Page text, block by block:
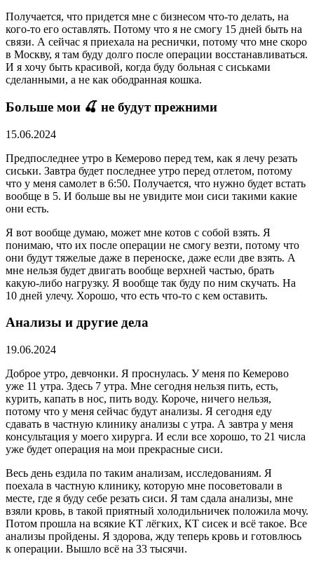
Получается, что придется мне с бизнесом что-то делать, на
кого-то его оставлять. Потому что я не смогу 15 дней быть на
связи. А сейчас я приехала на реснички, потому что мне скоро
в Москву, я там буду долго после операции восстанавливаться.
И я хочу быть красивой, когда буду больная с сиськами
сделанными, а не как ободранная кошка.
Больше мои 🍒 не будут прежними
15.06.2024
Предпоследнее утро в Кемерово перед тем, как я лечу резать
сиськи. Завтра будет последнее утро перед отлетом, потому
что у меня самолет в 6:50. Получается, что нужно будет встать
вообще в 5. И больше вы не увидите мои сиси такими какие
они есть.
Я вот вообще думаю, может мне котов с собой взять. Я
понимаю, что их после операции не смогу везти, потому что
они будут тяжелые даже в переноске, даже если две взять. А
мне нельзя будет двигать вообще верхней частью, брать
какую-либо нагрузку. Я вообще так буду по ним скучать. На
10 дней улечу. Хорошо, что есть что-то с кем оставить.
Анализы и другие дела
19.06.2024
Доброе утро, девчонки. Я проснулась. У меня по Кемерово
уже 11 утра. Здесь 7 утра. Мне сегодня нельзя пить, есть,
курить, капать в нос, пить воду. Короче, ничего нельзя,
потому что у меня сейчас будут анализы. Я сегодня еду
сдавать в частную клинику анализы с утра. А завтра у меня
консультация у моего хирурга. И если все хорошо, то 21 числа
уже будет операция на мои прекрасные сиси.
Весь день ездила по таким анализам, исследованиям. Я
поехала в частную клинику, которую мне посоветовали в
месте, где я буду себе резать сиси. Я там сдала анализы, мне
взяли кровь, в такой приятный холодильничек положила мочу.
Потом прошла на всякие КТ лёгких, КТ сисек и всё такое. Все
анализы пройдены. Я здорова, жду теперь кровь и готовлюсь
к операции. Вышло всё на 33 тысячи.